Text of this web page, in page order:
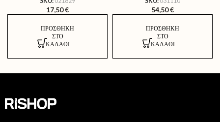
17,50€
ΠΡΟΣΘΉΚΗ
ΣΤΟ
ΚΑΛΆΘΙ
54,50€
ΠΡΟΣΘΉΚΗ
ΣΤΟ
ΚΑΛΆΘΙ